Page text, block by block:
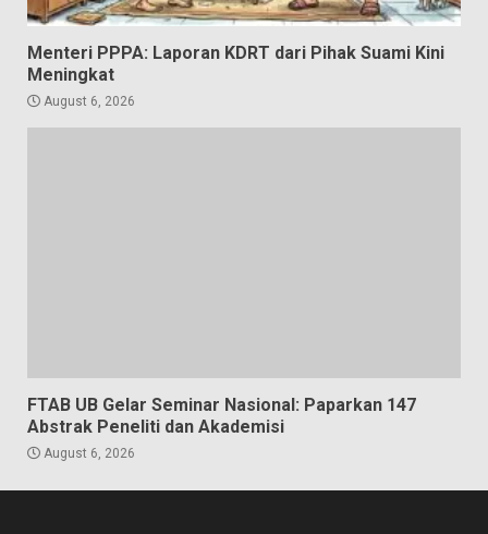
Menteri PPPA: Laporan KDRT dari Pihak Suami Kini
Meningkat
August 6, 2026
FTAB UB Gelar Seminar Nasional: Paparkan 147
Abstrak Peneliti dan Akademisi
August 6, 2026